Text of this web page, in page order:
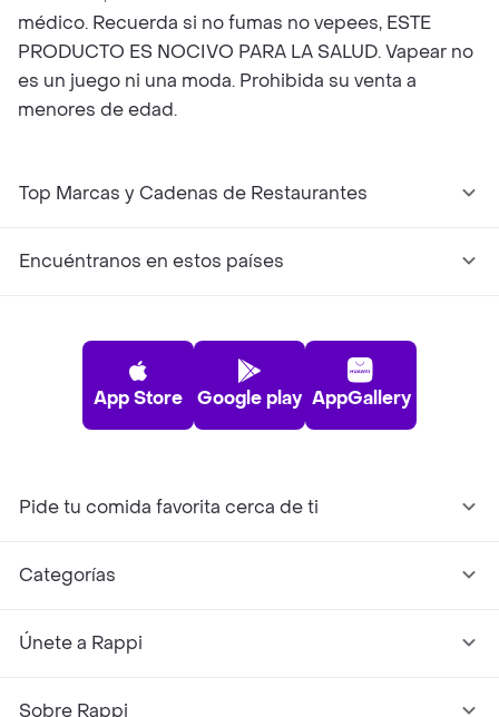
médico. Recuerda si no fumas no vepees, ESTE
PRODUCTO ES NOCIVO PARA LA SALUD. Vapear no
es un juego ni una moda. Prohibida su venta a
menores de edad.
Top Marcas y Cadenas de Restaurantes
Encuéntranos en estos países
App Store Google play AppGallery
Pide tu comida favorita cerca de ti
Categorías
Únete a Rappi
Sobre Rappi